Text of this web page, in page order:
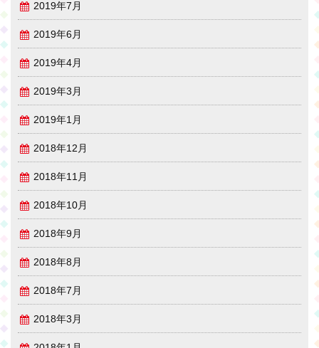
2019年7月
2019年6月
2019年4月
2019年3月
2019年1月
2018年12月
2018年11月
2018年10月
2018年9月
2018年8月
2018年7月
2018年3月